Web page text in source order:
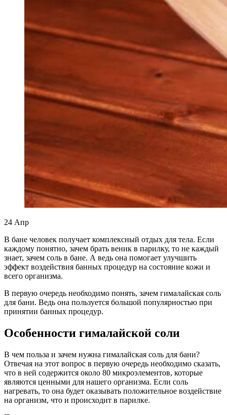
24 Апр
В бане человек получает комплексный отдых для тела. Если
каждому понятно, зачем брать веник в парилку, то не каждый
знает, зачем соль в бане. А ведь она помогает улучшить
эффект воздействия банных процедур на состояние кожи и
всего организма.
В первую очередь необходимо понять, зачем гималайская соль
для бани. Ведь она пользуется большой популярностью при
принятии банных процедур.
Особенности гималайской соли
В чем польза и зачем нужна гималайская соль для бани?
Отвечая на этот вопрос в первую очередь необходимо сказать,
что в ней содержится около 80 микроэлементов, которые
являются ценными для нашего организма. Если соль
нагревать, то она будет оказывать положительное воздействие
на организм, что и происходит в парилке.